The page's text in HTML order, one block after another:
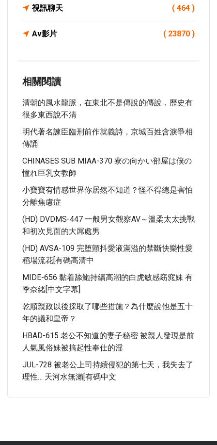
視訊聊天 ( 464 )
Av影片 ( 23870 )
相關閱讀
清朝的風水龍脈，在東北不是傳說的傳說，歷史有
很多東西說不清
明代著名諫臣臨刑前作就義詩，京城百姓含淚爭相
傳誦
CHINASES SUB MIAA-370 寮の向かい部屋は僕の
憧れ巨乳女教師
小寶寶有情感世界你居然不知道？怪不得總是害怕
分離焦慮症
(HD) DVDMS-447 一般男女觀察AV～溫柔太太挑戰
和初次見面的大屌處男
(HD) AVSA-109 完堕顫抖愛液滿溢的禁斷快樂性愛
稻場流花[有碼高清中
MIDE-656 黏着舔鮑持續高潮的白虎敏感窈窕妹 有
季奈緒[中文字幕]
乾順親政以後採取了哪些措施？為什麼說他是五十
年的議和皇帝？
HBAD-615 老公不知道的妻子秘密 被親人發現是前
人氣風俗妹被搞起性奉仕的淫
JUL-728 被老公上司持續侵犯的第七天，我失去了
理性… 天河水無瀨[有碼中文